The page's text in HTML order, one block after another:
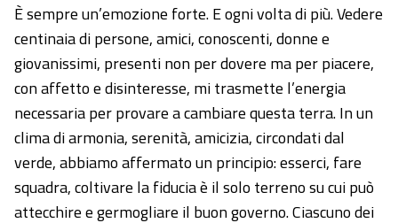
È sempre un’emozione forte. E ogni volta di più. Vedere
centinaia di persone, amici, conoscenti, donne e
giovanissimi, presenti non per dovere ma per piacere,
con affetto e disinteresse, mi trasmette l’energia
necessaria per provare a cambiare questa terra. In un
clima di armonia, serenità, amicizia, circondati dal
verde, abbiamo affermato un principio: esserci, fare
squadra, coltivare la fiducia è il solo terreno su cui può
attecchire e germogliare il buon governo. Ciascuno dei